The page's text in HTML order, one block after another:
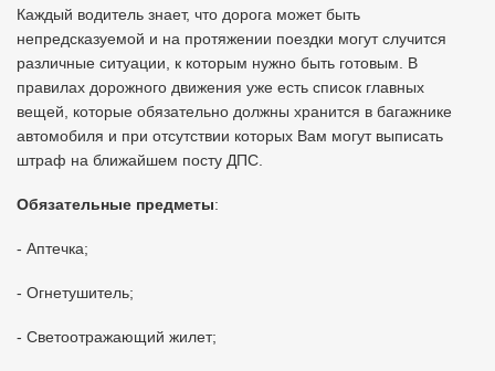
Каждый водитель знает, что дорога может быть
непредсказуемой и на протяжении поездки могут случится
различные ситуации, к которым нужно быть готовым. В
правилах дорожного движения уже есть список главных
вещей, которые обязательно должны хранится в багажнике
автомобиля и при отсутствии которых Вам могут выписать
штраф на ближайшем посту ДПС.
Обязательные предметы:
- Аптечка;
- Огнетушитель;
- Светоотражающий жилет;